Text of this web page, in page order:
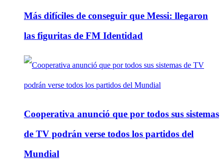
Más difíciles de conseguir que Messi: llegaron
las figuritas de FM Identidad
Cooperativa anunció que por todos sus sistemas
de TV podrán verse todos los partidos del
Mundial